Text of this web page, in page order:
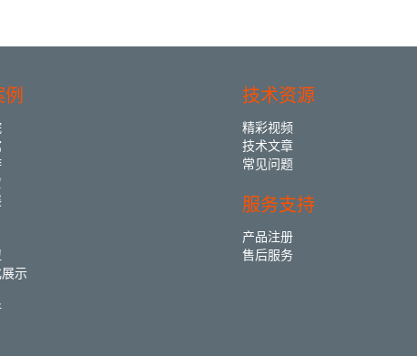
示
技术资源
精彩视频
技术文章
常见问题
服务支持
产品注册
售后服务